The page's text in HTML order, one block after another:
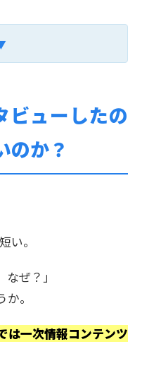
ビューしたの
のか？
い。
ぜ？」
。
は一次情報コンテンツ